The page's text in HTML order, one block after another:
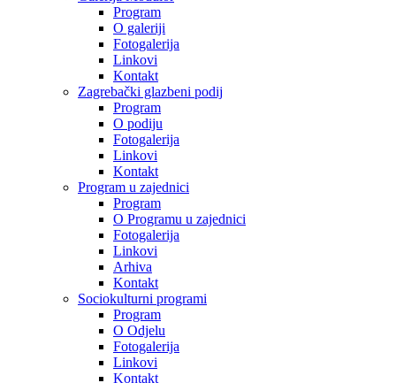
Program
O galeriji
Fotogalerija
Linkovi
Kontakt
Zagrebački glazbeni podij
Program
O podiju
Fotogalerija
Linkovi
Kontakt
Program u zajednici
Program
O Programu u zajednici
Fotogalerija
Linkovi
Arhiva
Kontakt
Sociokulturni programi
Program
O Odjelu
Fotogalerija
Linkovi
Kontakt